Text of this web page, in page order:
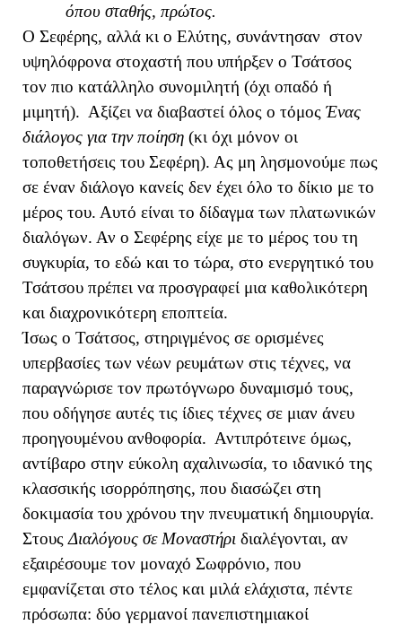
όπου σταθής, πρώτος.
Ο Σεφέρης, αλλά κι ο Ελύτης, συνάντησαν στον
υψηλόφρονα στοχαστή που υπήρξεν ο Τσάτσος
τον πιο κατάλληλο συνομιλητή (όχι οπαδό ή
μιμητή). Αξίζει να διαβαστεί όλος ο τόμος Ένας
διάλογος για την ποίηση (κι όχι μόνον οι
τοποθετήσεις του Σεφέρη). Ας μη λησμονούμε πως
σε έναν διάλογο κανείς δεν έχει όλο το δίκιο με το
μέρος του. Αυτό είναι το δίδαγμα των πλατωνικών
διαλόγων. Αν ο Σεφέρης είχε με το μέρος του τη
συγκυρία, το εδώ και το τώρα, στο ενεργητικό του
Τσάτσου πρέπει να προσγραφεί μια καθολικότερη
και διαχρονικότερη εποπτεία.
Ίσως ο Τσάτσος, στηριγμένος σε ορισμένες
υπερβασίες των νέων ρευμάτων στις τέχνες, να
παραγνώρισε τον πρωτόγνωρο δυναμισμό τους,
που οδήγησε αυτές τις ίδιες τέχνες σε μιαν άνευ
προηγουμένου ανθοφορία. Αντιπρότεινε όμως,
αντίβαρο στην εύκολη αχαλινωσία, το ιδανικό της
κλασσικής ισορρόπησης, που διασώζει στη
δοκιμασία του χρόνου την πνευματική δημιουργία.
ΣτουςΔιαλόγους σε Μοναστήρι διαλέγονται, αν
εξαιρέσουμε τον μοναχό Σωφρόνιο, που
εμφανίζεται στο τέλος και μιλά ελάχιστα, πέντε
πρόσωπα: δύο γερμανοί πανεπιστημιακοί